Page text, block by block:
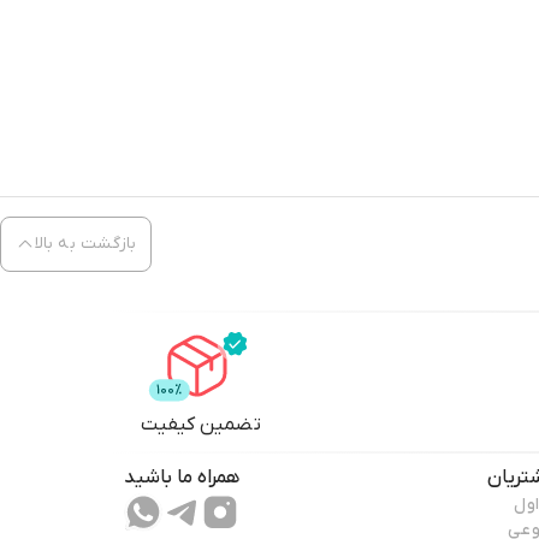
بازگشت به بالا
تضمین کیفیت
همراه ما باشید